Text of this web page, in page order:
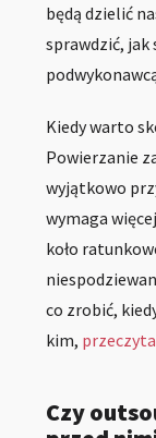
będą dzielić
sprawdzić,
Kiedy warto
Powierzanie
wyjątkowo
wymaga
koło
co zrobić,
kim,
Czy